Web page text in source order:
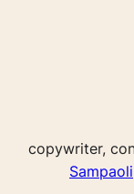
copywriter,
Sampaoli